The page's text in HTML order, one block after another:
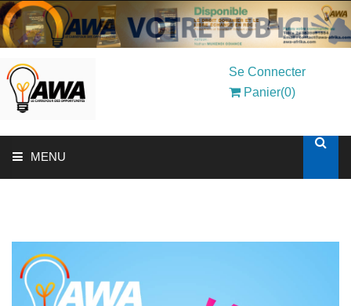
Se Connecter
Panier(0)
MENU
SOLUTIONS AUX ENTREPRISES
MON COMPTE